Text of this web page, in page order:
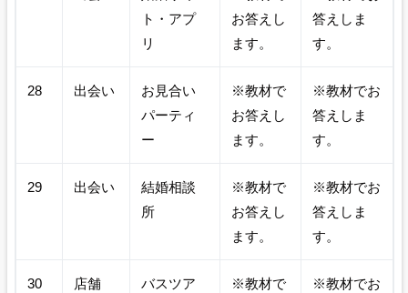
ト・アプ
リ
お答えし
ます。
答えしま
す。
28 出会い
お見合い
パーティ
ー
※教材で
お答えし
ます。
※教材でお
答えしま
す。
29 出会い
結婚相談
所
※教材で
お答えし
ます。
※教材でお
答えしま
す。
30 店舗
バスツア
※教材で
※教材でお